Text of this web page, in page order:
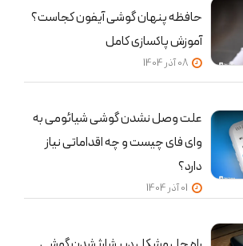
حافظه پنهان گوشی آیفون کجاست؟
آموزش پاکسازی کامل
08 آذر 1404
علت وصل نشدن گوشی شیائومی به
وای فای چیست و چه اقداماتی نیاز
دارد؟